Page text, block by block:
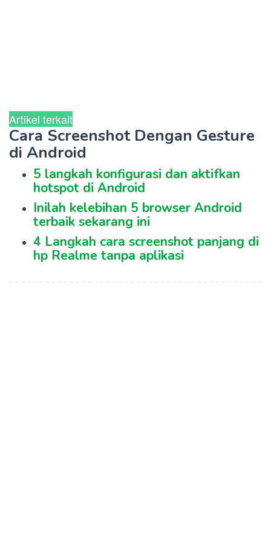
Artikel terkait
Cara Screenshot Dengan Gesture
di Android
5 langkah konfigurasi dan aktifkan
hotspot di Android
Inilah kelebihan 5 browser Android
terbaik sekarang ini
4 Langkah cara screenshot panjang di
hp Realme tanpa aplikasi